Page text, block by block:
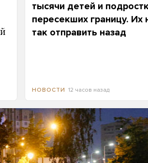
тысячи детей и
пересекших границу. Их
так отправить назад
НОВОСТИ 12 часов назад